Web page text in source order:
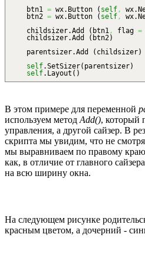
btn1 = wx. Button ( self, wx.
btn2 = wx. Button ( self, wx.
childsizer.Add ( btn1, flag =
childsizer.Add ( btn2)
parentsizer.Add ( childsizer)
self.SetSizer( parentsizer)
self. Layout ( )
В этом примере для переменной
используем метод Add(), который
управления, а другой сайзер. В
скрипта мы увидим, что не
мы выравниваем по правому краю,
как, в отличие от главного
на всю ширину окна.
На следующем рисунке
красным цветом, а дочерний -